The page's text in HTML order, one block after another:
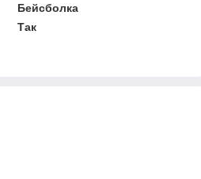
Бейсболка
Так